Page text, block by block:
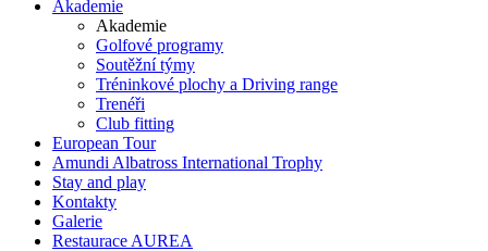
Akademie
Akademie
Golfové programy
Soutěžní týmy
Tréninkové plochy a Driving range
Trenéři
Club fitting
European Tour
Amundi Albatross International Trophy
Stay and play
Kontakty
Galerie
Restaurace AUREA